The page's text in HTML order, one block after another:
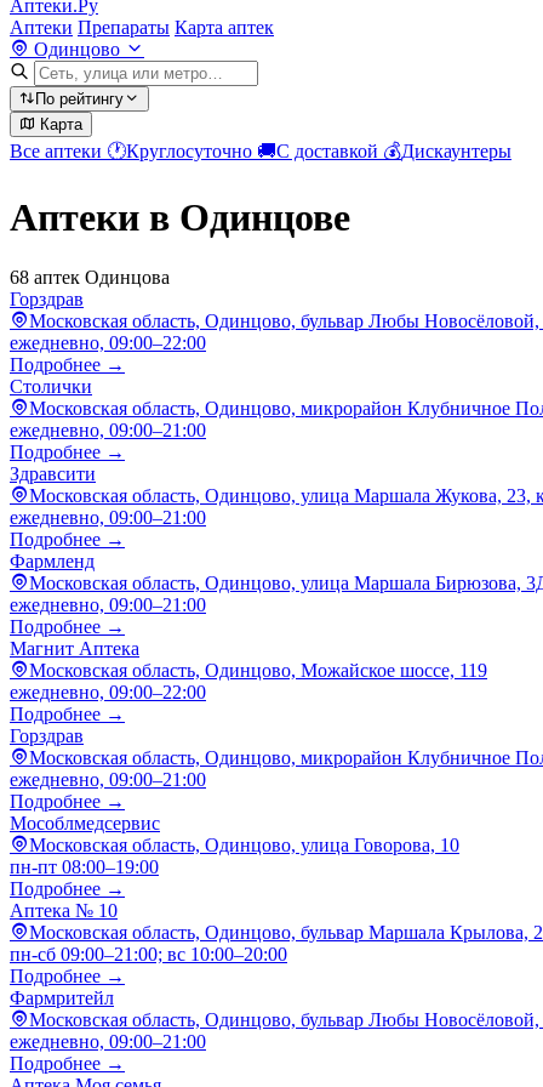
Аптеки.Ру
Аптеки Препараты Карта аптек
Одинцово
По рейтингу
Карта
Все аптеки 🕐Круглосуточно 🚚С доставкой 💰Дискаунтеры
Аптеки в Одинцове
68 аптек Одинцова
Горздрав
Московская область, Одинцово, бульвар Любы Новосёловой,
ежедневно, 09:00–22:00
Подробнее →
Столички
Московская область, Одинцово, микрорайон Клубничное
ежедневно, 09:00–21:00
Подробнее →
Здравсити
Московская область, Одинцово, улица Маршала Жукова, 23,
ежедневно, 09:00–21:00
Подробнее →
Фармленд
Московская область, Одинцово, улица Маршала Бирюзова,
ежедневно, 09:00–21:00
Подробнее →
Магнит Аптека
Московская область, Одинцово, Можайское шоссе, 119
ежедневно, 09:00–22:00
Подробнее →
Горздрав
Московская область, Одинцово, микрорайон Клубничное
ежедневно, 09:00–21:00
Подробнее →
Мособлмедсервис
Московская область, Одинцово, улица Говорова, 10
пн-пт 08:00–19:00
Подробнее →
Аптека № 10
Московская область, Одинцово, бульвар Маршала Крылова,
пн-сб 09:00–21:00; вс 10:00–20:00
Подробнее →
Фармритейл
Московская область, Одинцово, бульвар Любы
ежедневно, 09:00–21:00
Подробнее →